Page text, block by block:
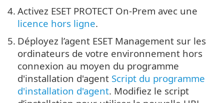
4. Activez ESET PROTECT On-Prem avec une
licence hors ligne.
5. Déployez l’agent ESET Management sur les
ordinateurs de votre environnement hors
connexion au moyen du programme
d'installation d'agent Script du programme
d'installation d'agent. Modifiez le script